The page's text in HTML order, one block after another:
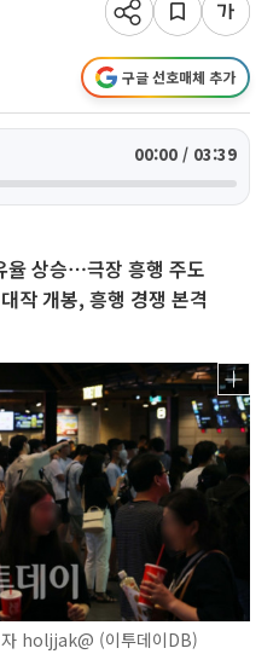
구글 선호매체 추가
00:00 / 03:39
율 상승⋯극장 흥행 주도
대작 개봉, 흥행 경쟁 본격
holjjak@ (이투데이DB)